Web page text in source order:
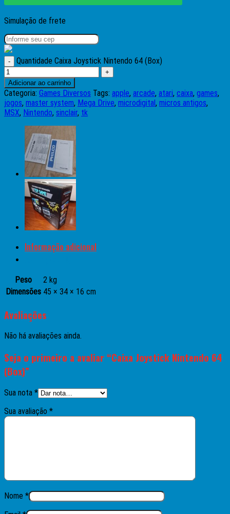
Simulação de frete
Quantidade Caixa Joystick Nintendo 64 (Box)
Adicionar ao carrinho
Categoria: Games Diversos Tags: apple, arcade, atari, caixa, games,
jogos, master system, Mega Drive, microdigital, micros antigos,
MSX, Nintendo, sinclair, tk
Informação adicional
Peso
2 kg
Dimensões 45 × 34 × 16 cm
Avaliações
Não há avaliações ainda.
Seja o primeiro a avaliar “Caixa Joystick Nintendo 64
(Box)”
Sua nota *
Sua avaliação *
Nome *